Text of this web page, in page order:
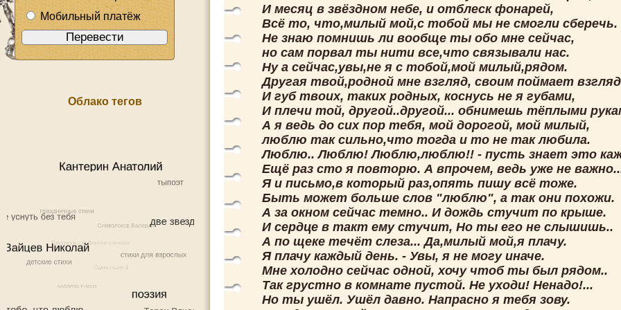
Мобильный платёж
Облако тегов
И месяц в звёздном небе, и отблеск фонарей,
Всё то, что,милый мой,с тобой мы не смогли сберечь.
Не знаю помнишь ли вообще ты обо мне сейчас,
но сам порвал ты нити все,что связывали нас.
Ну а сейчас,увы,не я с тобой,мой милый,рядом.
Другая твой,родной мне взгляд, своим поймает
И губ твоих, таких родных, коснусь не я губами,
И плечи той, другой..другой... обнимешь тёплыми
А я ведь до сих пор тебя, мой дорогой, мой милый,
люблю так сильно,что тогда и то не так любила.
Люблю.. Люблю! Люблю,люблю!! - пусть знает это
Ещё раз сто я повторю. А впрочем, ведь уже не
Я и письмо,в который раз,опять пишу всё тоже.
Быть может больше слов "люблю", а так они похожи.
А за окном сейчас темно.. И дождь стучит по крыше.
И сердце в такт ему стучит, Но ты его не слышишь..
А по щеке течёт слеза... Да,милый мой,я плачу.
Я плачу каждый день. - Увы, я не могу иначе.
Мне холодно сейчас одной, хочу чтоб ты был рядом..
Так грустно в комнате пустой. Не уходи! Ненадо!...
Но ты ушёл. Ушёл давно. Напрасно я тебя зову.